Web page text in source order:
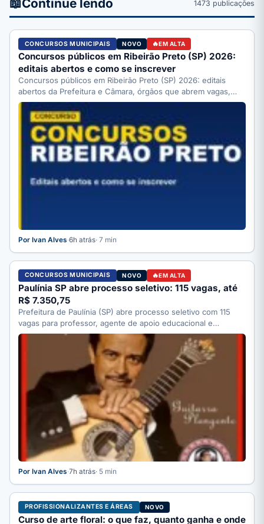
📖Continue lendo 1473 publicações
CONCURSOS MUNICIPAIS NOVO EM ALTA
Concursos públicos em Ribeirão Preto (SP) 2026:
editais abertos e como se inscrever
Concursos públicos em Ribeirão Preto (SP) 2026: editais
abertos da Prefeitura e Câmara, órgãos que abrem vagas,
como…
Por Ivan Alves·6h atrás· 7 min
CONCURSOS MUNICIPAIS NOVO EM ALTA
Paulínia SP abre processo seletivo: 115 vagas, até
R$ 7.350,75
Prefeitura de Paulínia (SP) abre processo seletivo com 115
vagas para professor, agente de apoio educacional e
motorista;…
Por Ivan Alves·7h atrás· 5 min
PROFISSIONALIZANTES E ÁREAS NOVO
Curso de arte floral: o que faz, quanto ganha e onde